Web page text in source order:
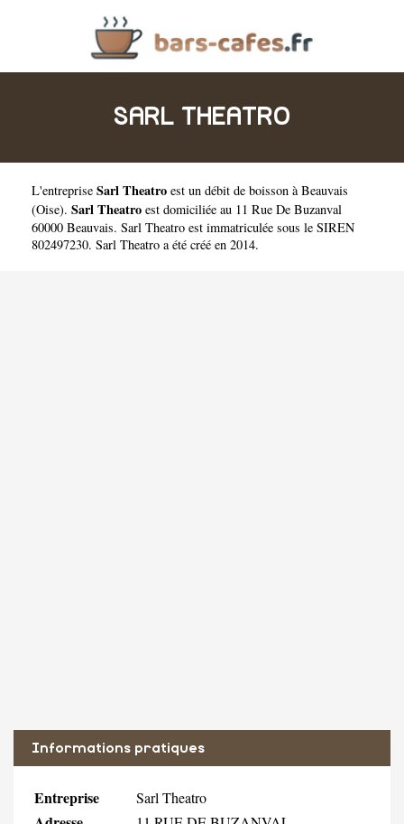
SARL THEATRO
L'entreprise Sarl Theatro est un débit de boisson à Beauvais
(Oise). Sarl Theatro est domiciliée au 11 Rue De Buzanval
60000 Beauvais. Sarl Theatro est immatriculée sous le SIREN
802497230. Sarl Theatro a été créé en 2014.
Informations pratiques
Entreprise Sarl Theatro